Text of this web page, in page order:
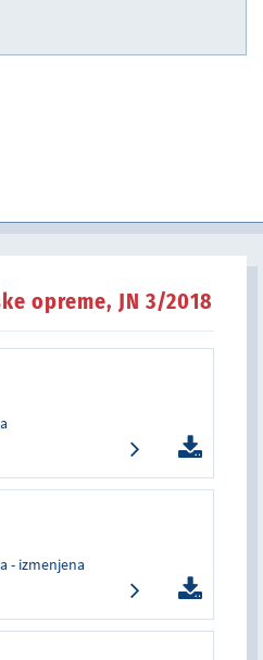
opreme, JN 3/2018
- izmenjena